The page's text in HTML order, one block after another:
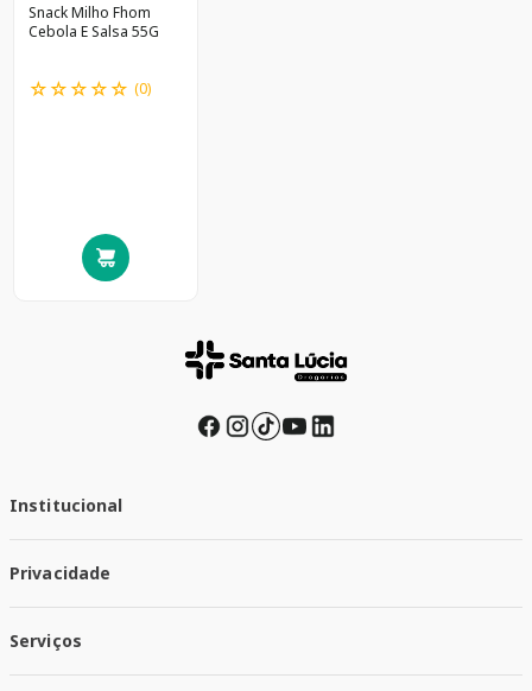
Snack Milho Fhom
Cebola E Salsa 55G
☆☆☆☆☆ (0)
Institucional
Trabalhe conosco
Responsabilidade Social
Nossas Lojas
Privacidade
Política de Entrega
Trocas e Devoluções
Serviços